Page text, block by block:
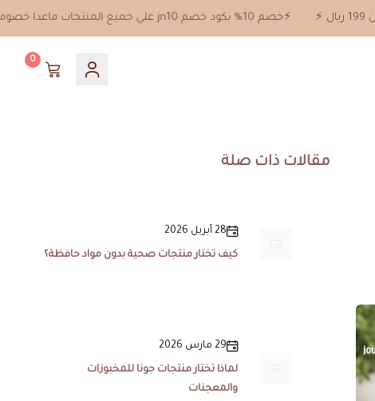
⚡️خصم 10% بكود خصم jn10 علي جميع المنتجات ماعدا خصومات 50%⚡️ توصيل مجاني للطلبات من 199 ريال ⚡️
0
مقالات ذات صلة
28 أبريل 2026
كيف تختار منتجات صحية بدون مواد حافظة؟
29 مارس 2026
لماذا تختار منتجات جونا للمخبوزات
والمعجنات